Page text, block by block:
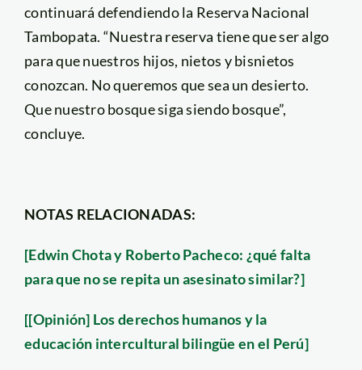
continuará defendiendo la Reserva Nacional
Tambopata. “Nuestra reserva tiene que ser algo
para que nuestros hijos, nietos y bisnietos
conozcan. No queremos que sea un desierto.
Que nuestro bosque siga siendo bosque”,
concluye.
NOTAS RELACIONADAS:
[Edwin Chota y Roberto Pacheco: ¿qué falta
para que no se repita un asesinato similar?]
[[Opinión] Los derechos humanos y la
educación intercultural bilingüe en el Perú]